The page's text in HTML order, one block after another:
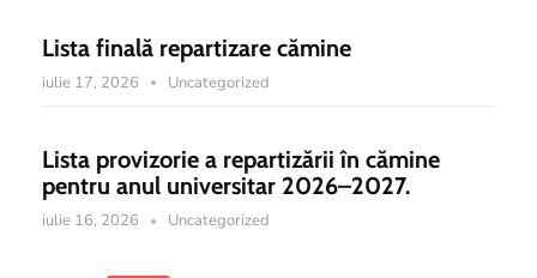
Lista finală repartizare cămine
iulie 17, 2026 Uncategorized
Lista provizorie a repartizării în cămine
pentru anul universitar 2026–2027.
iulie 16, 2026 Uncategorized